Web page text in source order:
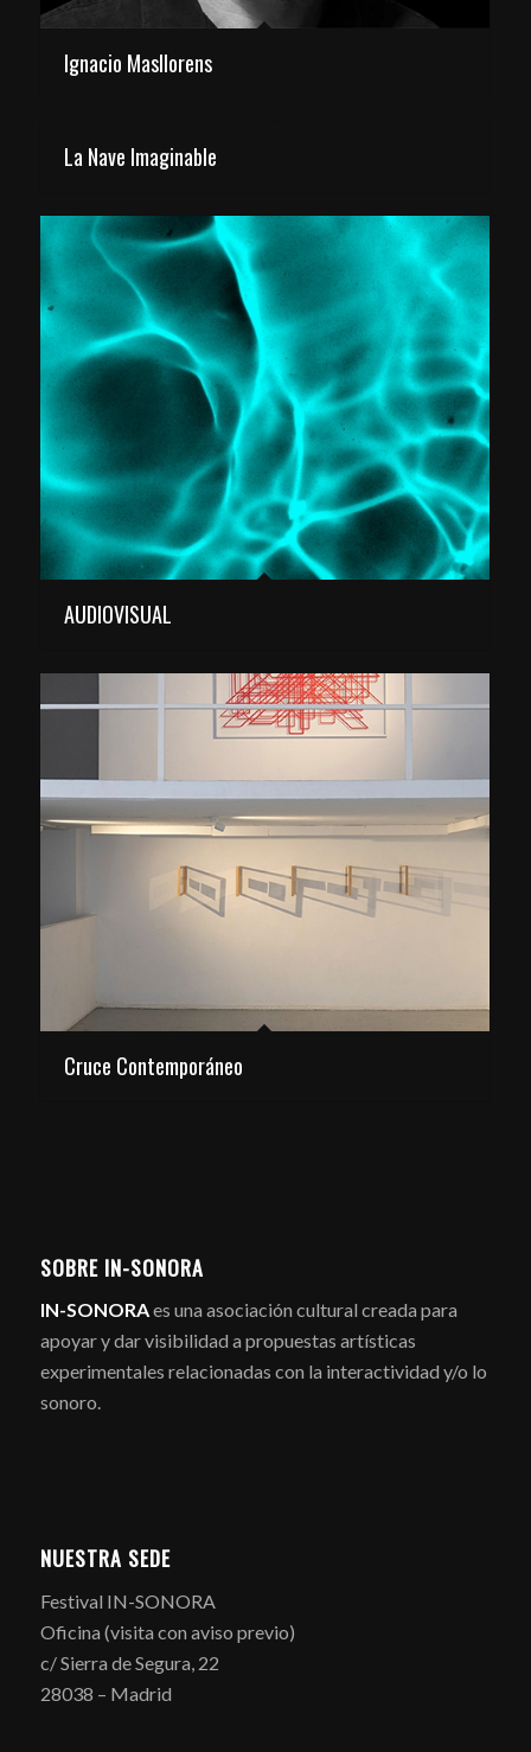
Ignacio Masllorens
La Nave Imaginable
AUDIOVISUAL
Cruce Contemporáneo
SOBRE IN-SONORA
IN-SONORAes una asociación cultural creada para
apoyar y dar visibilidad a propuestas artísticas
experimentales relacionadas con la interactividad y/o lo
sonoro.
NUESTRA SEDE
Festival IN-SONORA
Oficina (visita con aviso previo)
c/ Sierra de Segura, 22
28038 – Madrid